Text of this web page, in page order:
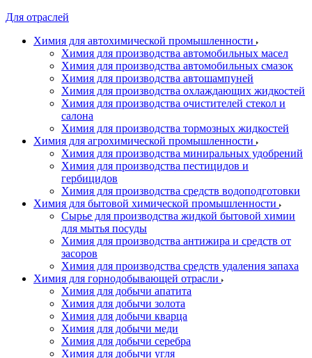
Для отраслей
Химия для автохимической промышленности
Химия для производства автомобильных масел
Химия для производства автомобильных смазок
Химия для производства автошампуней
Химия для производства охлаждающих жидкостей
Химия для производства очистителей стекол и
салона
Химия для производства тормозных жидкостей
Химия для агрохимической промышленности
Химия для производства миниральных удобрений
Химия для производства пестицидов и
гербицидов
Химия для производства средств водоподготовки
Химия для бытовой химической промышленности
Сырье для производства жидкой бытовой химии
для мытья посуды
Химия для производства антижира и средств от
засоров
Химия для производства средств удаления запаха
Химия для горнодобывающей отрасли
Химия для добычи апатита
Химия для добычи золота
Химия для добычи кварца
Химия для добычи меди
Химия для добычи серебра
Химия для добычи угля